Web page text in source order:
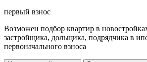
первый взнос
Возможен подбор квартир в
застройщика, дольщика, подрядчика в
первоначального взноса